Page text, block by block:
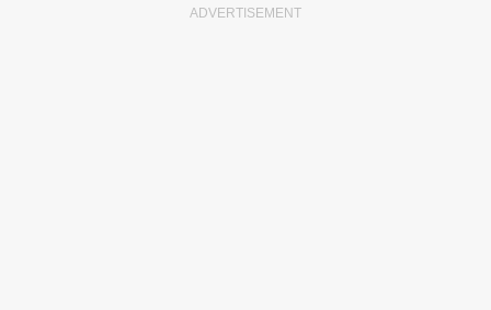
ADVERTISEMENT